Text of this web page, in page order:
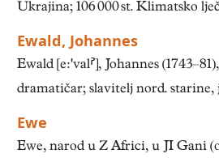
Ukrajina; 106 000 st. Klimatsko
Ewald, Johannes
Ewald [eval], Johannes
dramatičar; slavitelj nord. starine,
Ewe
Ewe, narod u Z Africi, u JI Gani